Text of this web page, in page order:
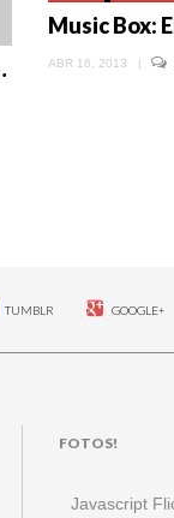
con Japón ABR 16, 2013 |
TUMBLR GOOGLE+
FOTOS!
Javascript